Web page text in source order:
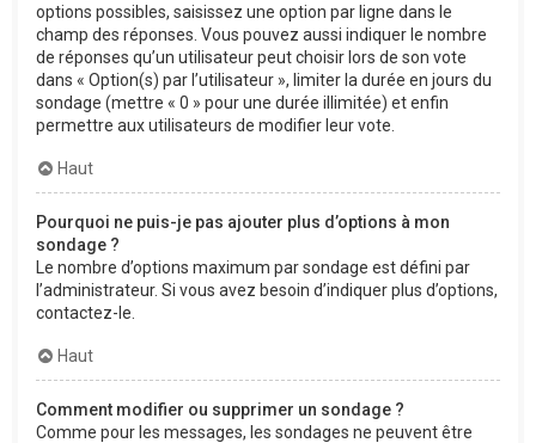
options possibles, saisissez une option par ligne dans le
champ des réponses. Vous pouvez aussi indiquer le nombre
de réponses qu’un utilisateur peut choisir lors de son vote
dans « Option(s) par l’utilisateur », limiter la durée en jours du
sondage (mettre « 0 » pour une durée illimitée) et enfin
permettre aux utilisateurs de modifier leur vote.
Haut
Pourquoi ne puis-je pas ajouter plus d’options à mon
sondage ?
Le nombre d’options maximum par sondage est défini par
l’administrateur. Si vous avez besoin d’indiquer plus d’options,
contactez-le.
Haut
Comment modifier ou supprimer un sondage ?
Comme pour les messages, les sondages ne peuvent être